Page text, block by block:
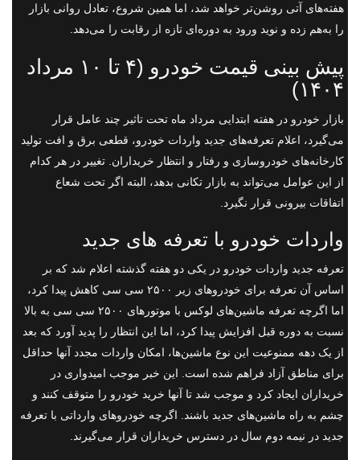
هفته‌های آتی روشن‌تر خواهد شد، اما همین شروع، تعادل روانی بازار
را به‌هم زده و نوید ورود به دوره‌ای تازه از رقابت را می‌دهد.
پیش بینی قیمت خودرو (۴ تا ۱۰ مرداد
۱۴۰۴)
بازار خودرو در هفته ابتدایی مرداد ماه تحت تاثیر چند عامل قرار
می‌گیرد، اعلام تعرفه‌های جدید واردات خودرو، قطعی برق و افت تولید
کارخانه‌های خودروسازی و رفتار و انتظار خریداران. تغییر در هر کدام
از این عوامل می‌تواند به بازار تکانی بدهد، البته اگر تحت شعاع
اتفاقات بیرونی قرار نگیرد.
واردات خودرو با تعرفه های جدید
تعرفه جدید واردات خودرو در یکی دو هفته گذشته اعلام شد که بر
اساس آن تعرفه برای خودروهای زیر ۲۵۰۰ سی سی کاهش پیدا کرد،
اما اگرچه تعرفه ماشین‌های لوکس با موتورهای ۲۵۰۰ سی سی به بالا
نسبت به دوره قبل افزایش پیدا کرد، اما این انتظار را پدید آورد که بعد
از یک دهه ممنوعیت این نوع ماشین‌ها، امکان واردات مجدد آنها حداقل
برای مناطق آزاد فراهم شده است. این خبر موجب امیدواری در
خریداران ایجاد کرد و موجب شد تا آنها خرید خودرو را متوقف کنند و
چشم به راه ماشین‌های جدید باشند. اگرچه خودروهای وارداتی با تعرفه
جدید در نیمه دوم سال در دسترس خریداران قرار می‌گیرند.